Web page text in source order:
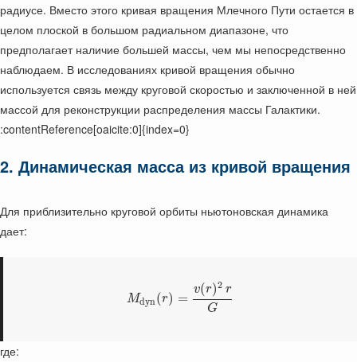
радиусе. Вместо этого кривая вращения Млечного Пути остается в
целом плоской в большом радиальном диапазоне, что
предполагает наличие большей массы, чем мы непосредственно
наблюдаем. В исследованиях кривой вращения обычно
используется связь между круговой скоростью и заключенной в ней
массой для реконструкции распределения массы Галактики.
:contentReference[oaicite:0]{index=0}
2. Динамическая масса из кривой вращения
Для приблизительно круговой орбиты ньютоновская динамика
дает:
Mdyn (r) =
v(r)2 r
G
где: